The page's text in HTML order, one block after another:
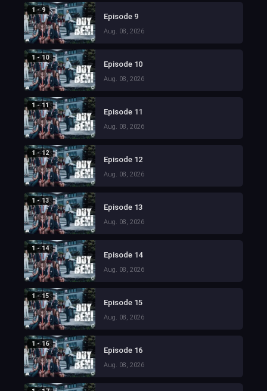
1 - 9
Episode 9
Aug. 08, 2026
1 - 10
Episode 10
Aug. 08, 2026
1 - 11
Episode 11
Aug. 08, 2026
1 - 12
Episode 12
Aug. 08, 2026
1 - 13
Episode 13
Aug. 08, 2026
1 - 14
Episode 14
Aug. 08, 2026
1 - 15
Episode 15
Aug. 08, 2026
1 - 16
Episode 16
Aug. 08, 2026